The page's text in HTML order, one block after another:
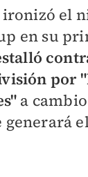
el
en su
por
a
generará